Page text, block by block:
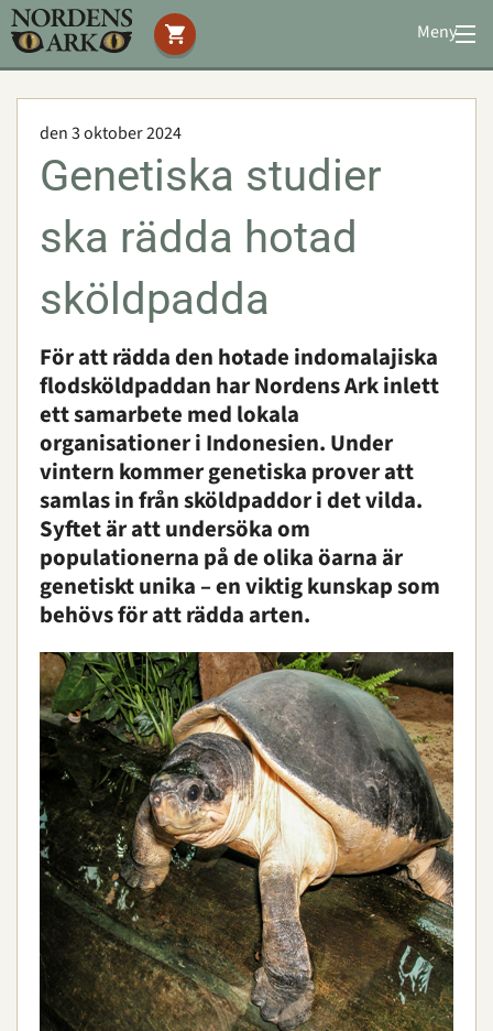
Meny
Stöd oss
Bevarande
Utbildning
Boende
Konferens
Om oss | Öppettider | Press
Sök
den 3 oktober 2024
Genetiska studier
ska rädda hotad
sköldpadda
För att rädda den hotade indomalajiska
flodsköldpaddan har Nordens Ark inlett
ett samarbete med lokala
organisationer i Indonesien. Under
vintern kommer genetiska prover att
samlas in från sköldpaddor i det vilda.
Syftet är att undersöka om
populationerna på de olika öarna är
genetiskt unika – en viktig kunskap som
behövs för att rädda arten.